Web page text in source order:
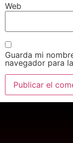
Web
Guarda mi
navegador para